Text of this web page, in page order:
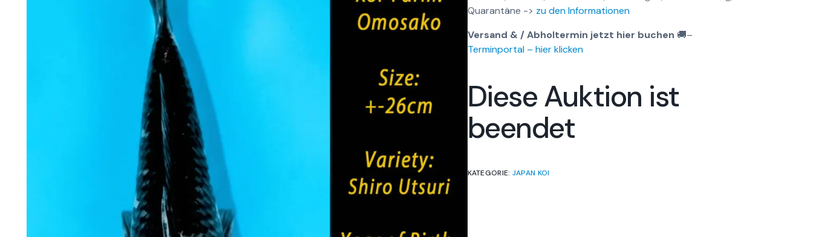
Quarantäne -> zu den Informationen
Versand & / Abholtermin jetzt hier buchen 🚚–
Terminportal – hier klicken
Diese Auktion ist
beendet
KATEGORIE: JAPAN KOI